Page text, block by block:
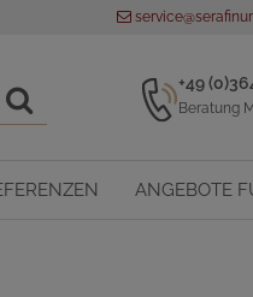
+49
Beratung
ANGEBOTE